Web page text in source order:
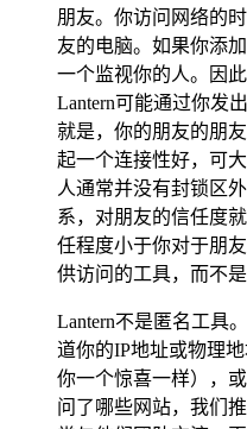
朋友。你访问网络的
友的电脑。如果你添
一个监视你的人。因
Lantern可能通过你发
就是，你的朋友的朋
起一个连接性好，可
人通常并没有封锁区
系，对朋友的信任度
任程度小于你对于朋
供访问的工具，而不
Lantern不是匿名工具
道你的IP地址或物理
你一个惊喜一样），
问了哪些网站，我们